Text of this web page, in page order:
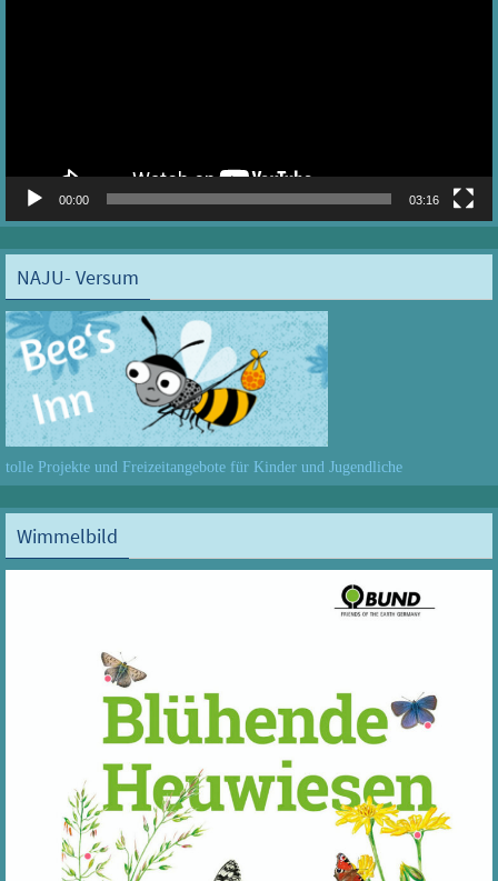
00:00 03:16
NAJU- Versum
tolle Projekte und Freizeitangebote für Kinder und Jugendliche
Wimmelbild